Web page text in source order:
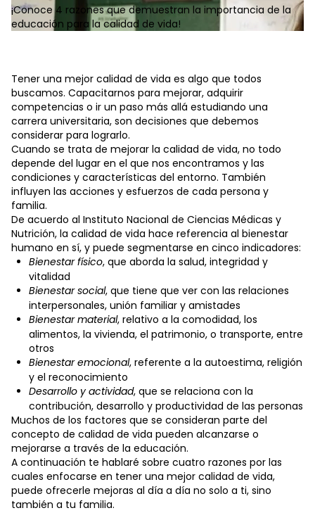
¡Conoce 4 razones que demuestran la importancia de la
educación para la calidad de vida!
Tener una mejor calidad de vida es algo que todos
buscamos. Capacitarnos para mejorar, adquirir
competencias o ir un paso más allá estudiando una
carrera universitaria, son decisiones que debemos
considerar para lograrlo.
Cuando se trata de mejorar la calidad de vida, no todo
depende del lugar en el que nos encontramos y las
condiciones y características del entorno. También
influyen las acciones y esfuerzos de cada persona y
familia.
De acuerdo al Instituto Nacional de Ciencias Médicas y
Nutrición, la calidad de vida hace referencia al bienestar
humano en sí, y puede segmentarse en cinco indicadores:
Bienestar físico, que aborda la salud, integridad y
vitalidad
Bienestar social, que tiene que ver con las relaciones
interpersonales, unión familiar y amistades
Bienestar material, relativo a la comodidad, los
alimentos, la vivienda, el patrimonio, o transporte, entre
otros
Bienestar emocional, referente a la autoestima, religión
y el reconocimiento
Desarrollo y actividad, que se relaciona con la
contribución, desarrollo y productividad de las personas
Muchos de los factores que se consideran parte del
concepto de calidad de vida pueden alcanzarse o
mejorarse a través de la educación.
A continuación te hablaré sobre cuatro razones por las
cuales enfocarse en tener una mejor calidad de vida,
puede ofrecerle mejoras al día a día no solo a ti, sino
también a tu familia.